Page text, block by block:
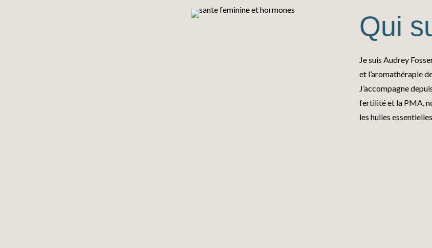
Qui
Je suis Audrey
et l’aromathérapie
J’accompagne
fertilité et la PMA,
les huiles